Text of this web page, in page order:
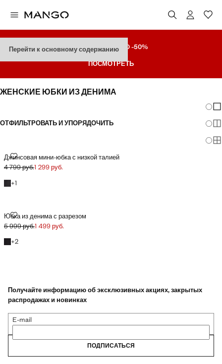
Перейти к основному содержанию
РАСПРОДАЖА
ДO -50%
ПОСМОТРЕТЬ
ЖЕНСКИЕ ЮБКИ ИЗ ДЕНИМА
ОТФИЛЬТРОВАТЬ И УПОРЯДОЧИТЬ
Джинсовая мини-юбка с низкой талией
ДЖИНСОВАЯ МИНИ-ЮБКА С НИЗКОЙ ТАЛИЕЙ
Начальная цена зачеркнута [4 799 руб. ]
4 799 руб.
Текущая цена [1 299 руб. ]
1 299 руб.
+1
+1 цвет
Юбка из денима с разрезом
ЮБКА ИЗ ДЕНИМА С РАЗРЕЗОМ
Начальная цена зачеркнута [5 999 руб. ]
5 999 руб.
Текущая цена [1 499 руб. ]
1 499 руб.
+2
+2 цвета
Получайте информацию об эксклюзивных акциях, закрытых
распродажах и новинках
E-mail
ПОДПИСАТЬСЯ